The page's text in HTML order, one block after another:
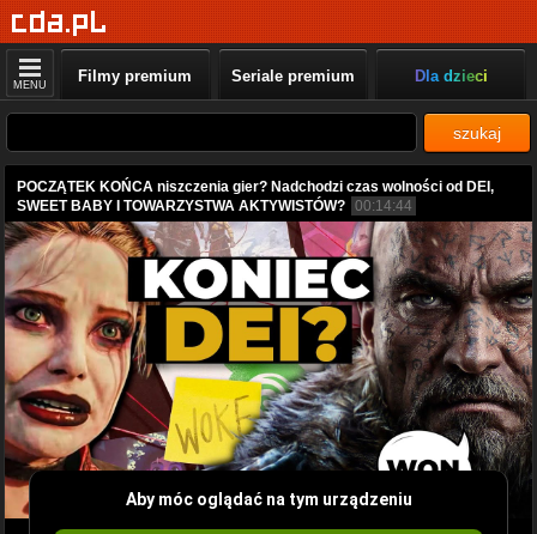
MENU Filmy premium Seriale premium Dla dzieci
szukaj
POCZĄTEK KOŃCA niszczenia gier? Nadchodzi czas wolności od DEI,
SWEET BABY I TOWARZYSTWA AKTYWISTÓW? 00:14:44
Aby móc oglądać na tym urządzeniu